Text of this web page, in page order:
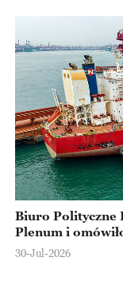
Biuro Polityczne
Plenum i
30-Jul-2026